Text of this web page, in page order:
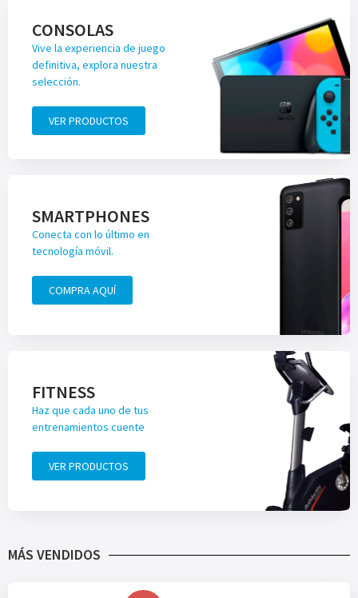
CONSOLAS
Vive la experiencia de juego
definitiva, explora nuestra
selección.
VER PRODUCTOS
SMARTPHONES
Conecta con lo último en
tecnología móvil.
COMPRA AQUÍ
FITNESS
Haz que cada uno de tus
entrenamientos cuente
VER PRODUCTOS
MÁS VENDIDOS